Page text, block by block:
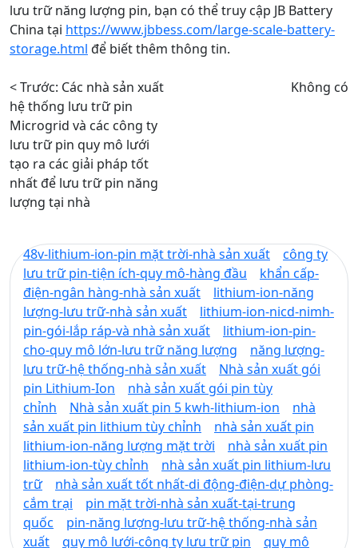
lưu trữ năng lượng pin, bạn có thể truy cập JB Battery
China tại https://www.jbbess.com/large-scale-battery-
storage.html để biết thêm thông tin.
< Trước: Các nhà sản xuất
hệ thống lưu trữ pin
Microgrid và các công ty
lưu trữ pin quy mô lưới
tạo ra các giải pháp tốt
nhất để lưu trữ pin năng
lượng tại nhà
Không có
48v-lithium-ion-pin mặt trời-nhà sản xuất
công ty
lưu trữ pin-tiện ích-quy mô-hàng đầu
khẩn cấp-
điện-ngân hàng-nhà sản xuất
lithium-ion-năng
lượng-lưu trữ-nhà sản xuất
lithium-ion-nicd-nimh-
pin-gói-lắp ráp-và nhà sản xuất
lithium-ion-pin-
cho-quy mô lớn-lưu trữ năng lượng
năng lượng-
lưu trữ-hệ thống-nhà sản xuất
Nhà sản xuất gói
pin Lithium-Ion
nhà sản xuất gói pin tùy
chỉnh
Nhà sản xuất pin 5 kwh-lithium-ion
nhà
sản xuất pin lithium tùy chỉnh
nhà sản xuất pin
lithium-ion-năng lượng mặt trời
nhà sản xuất pin
lithium-ion-tùy chỉnh
nhà sản xuất pin lithium-lưu
trữ
nhà sản xuất tốt nhất-di động-điện-dự phòng-
cắm trại
pin mặt trời-nhà sản xuất-tại-trung
quốc
pin-năng lượng-lưu trữ-hệ thống-nhà sản
xuất
quy mô lưới-công ty lưu trữ pin
quy mô